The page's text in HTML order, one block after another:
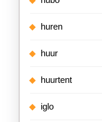
huren
huur
huurtent
iglo